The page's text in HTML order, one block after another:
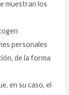
muestran los
personales
de la forma
en su caso, el